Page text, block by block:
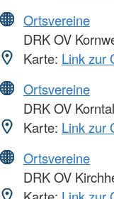
Ortsvereine
DRK OV
Karte: Link zur
Ortsvereine
DRK OV Korntal
Karte: Link zur
Ortsvereine
DRK OV